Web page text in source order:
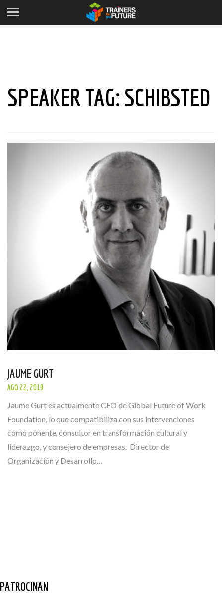
SPEAKER TAG: SCHIBSTED
JAUME GURT
AGO 22, 2019
Jaume Gurt es actualmente CEO de Global Future of Work
Foundation, lo que compatibiliza con sus intervenciones
como ponente, consultor en transformación cultural y
liderazgo, y consejero de empresas. Director de
Organización y Desarrollo…
PATROCINAN